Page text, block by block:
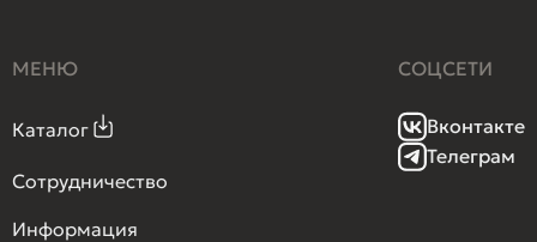
МЕНЮ
Каталог
Сотрудничество
Информация
СОЦСЕТИ
Вконтакте
Телеграм